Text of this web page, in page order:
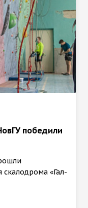
победили
скалодрома «Гал-